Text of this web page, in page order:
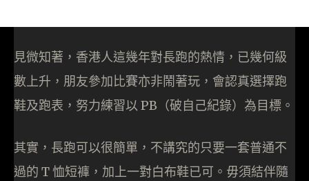
見微知著，香港人這幾年對長跑的熱情，已幾何級
數上升，朋友參加比賽亦非鬧著玩，會認真選擇跑
鞋及跑表，努力練習以 PB（破自己紀錄）為目標。
其實，長跑可以很簡單，不講究的只要一套普通不
過的 T 恤短褲，加上一對白布鞋已可。毋須結伴隨